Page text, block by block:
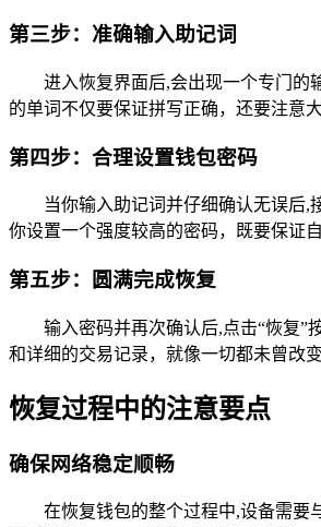
第三步：准确输入助记词
进入恢复界面后,会出现一个专门的
的单词不仅要保证拼写正确，还要注意
第四步：合理设置钱包密码
当你输入助记词并仔细确认无误后
你设置一个强度较高的密码，既要保证
第五步：圆满完成恢复
输入密码并再次确认后,点击“恢复”
和详细的交易记录，就像一切都未曾改变
恢复过程中的注意要点
确保网络稳定顺畅
在恢复钱包的整个过程中,设备需要